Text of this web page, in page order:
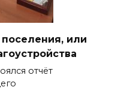
или
отчёт